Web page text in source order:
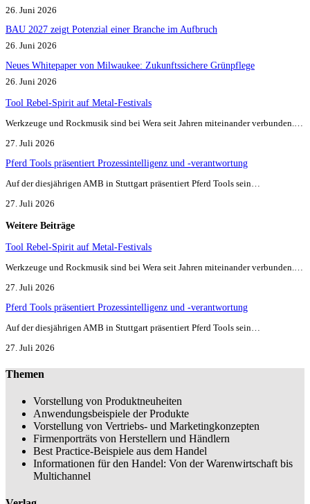
26. Juni 2026
BAU 2027 zeigt Potenzial einer Branche im Aufbruch​
26. Juni 2026
Neues Whitepaper von Milwaukee: Zukunftssichere Grünpflege
26. Juni 2026
Tool Rebel-Spirit auf Metal-Festivals
Werkzeuge und Rockmusik sind bei Wera seit Jahren miteinander verbunden.…
27. Juli 2026
Pferd Tools präsentiert Prozessintelligenz und -verantwortung
Auf der diesjährigen AMB in Stuttgart präsentiert Pferd Tools sein…
27. Juli 2026
Weitere Beiträge
Tool Rebel-Spirit auf Metal-Festivals
Werkzeuge und Rockmusik sind bei Wera seit Jahren miteinander verbunden.…
27. Juli 2026
Pferd Tools präsentiert Prozessintelligenz und -verantwortung
Auf der diesjährigen AMB in Stuttgart präsentiert Pferd Tools sein…
27. Juli 2026
Themen
Vorstellung von Produktneuheiten
Anwendungsbeispiele der Produkte
Vorstellung von Vertriebs- und Marketingkonzepten
Firmenporträts von Herstellern und Händlern
Best Practice-Beispiele aus dem Handel
Informationen für den Handel: Von der Warenwirtschaft bis
Multichannel